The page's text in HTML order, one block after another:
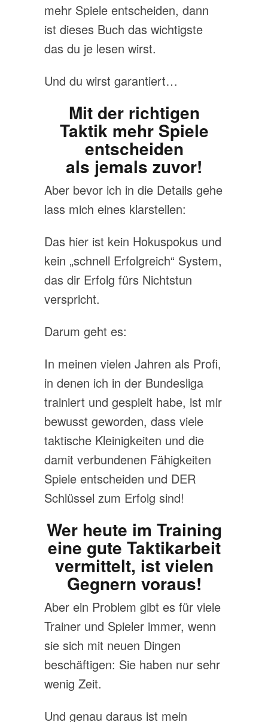
mehr Spiele entscheiden, dann
ist dieses Buch das wichtigste
das du je lesen wirst.
Und du wirst garantiert…
Mit der richtigen
Taktik mehr Spiele
entscheiden
als jemals zuvor!
Aber bevor ich in die Details gehe
lass mich eines klarstellen:
Das hier ist kein Hokuspokus und
kein „schnell Erfolgreich“ System,
das dir Erfolg fürs Nichtstun
verspricht.
Darum geht es:
In meinen vielen Jahren als Profi,
in denen ich in der Bundesliga
trainiert und gespielt habe, ist mir
bewusst geworden, dass viele
taktische Kleinigkeiten und die
damit verbundenen Fähigkeiten
Spiele entscheiden und DER
Schlüssel zum Erfolg sind!
Wer heute im Training
eine gute Taktikarbeit
vermittelt, ist vielen
Gegnern voraus!
Aber ein Problem gibt es für viele
Trainer und Spieler immer, wenn
sie sich mit neuen Dingen
beschäftigen: Sie haben nur sehr
wenig Zeit.
Und genau daraus ist mein